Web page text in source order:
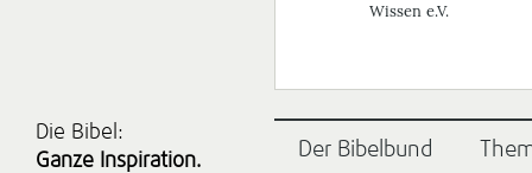
Wissen e.V.
Die Bibel:
Ganze Inspiration.
Der Bibelbund